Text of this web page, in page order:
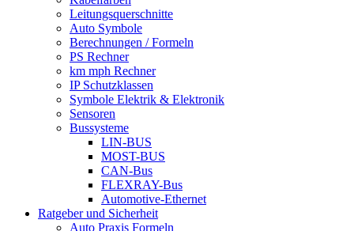
Leitungsquerschnitte
Auto Symbole
Berechnungen / Formeln
PS Rechner
km mph Rechner
IP Schutzklassen
Symbole Elektrik & Elektronik
Sensoren
Bussysteme
LIN-BUS
MOST-BUS
CAN-Bus
FLEXRAY-Bus
Automotive-Ethernet
Ratgeber und Sicherheit
Auto Praxis Formeln